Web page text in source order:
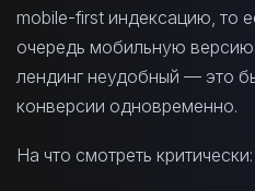
mobile-first индексацию, то
очередь мобильную
лендинг неудобный — это
конверсии одновременно.
На что смотреть критически: